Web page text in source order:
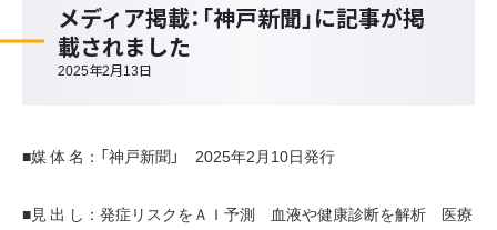
メディア掲載：「神戸新聞」に記事が掲
載されました
2025年2月13日
■媒 体 名：「神戸新聞」 2025年2月10日発行
■見 出 し：発症リスクをＡＩ予測 血液や健康診断を解析 医療